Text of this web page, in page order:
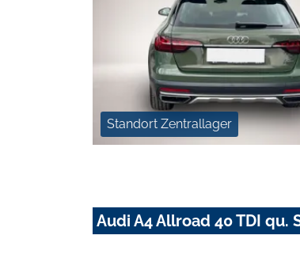
Standort Zentrallager
Audi A4 Allroad 40 TDI qu.